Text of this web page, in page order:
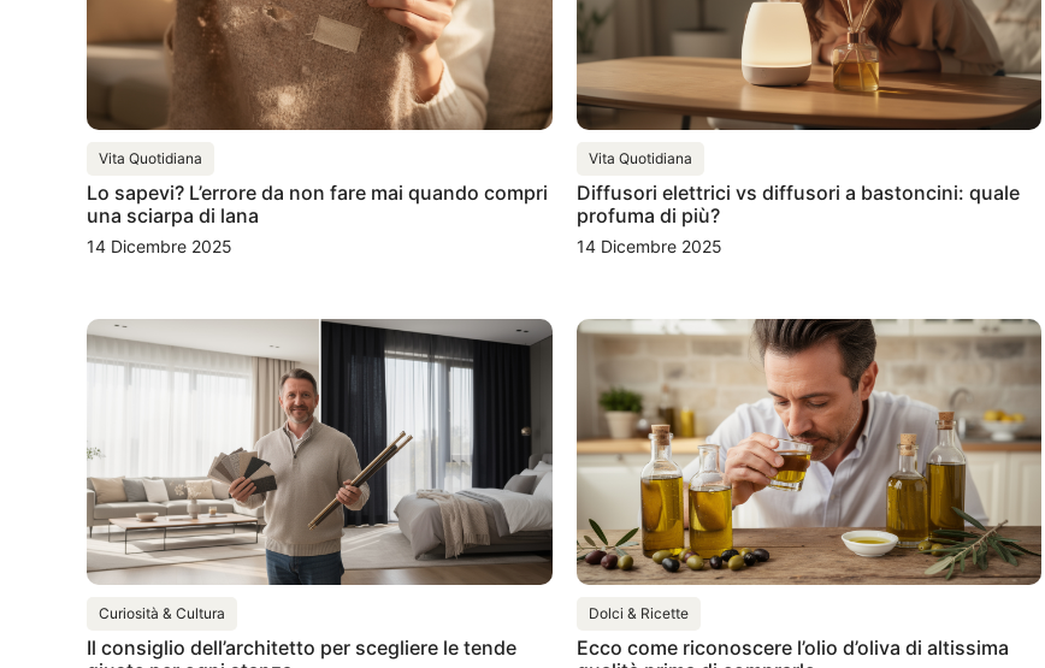
Vita Quotidiana
Lo sapevi? L’errore da non fare mai quando compri
una sciarpa di lana
14 Dicembre 2025
Vita Quotidiana
Diffusori elettrici vs diffusori a bastoncini: quale
profuma di più?
14 Dicembre 2025
Curiosità & Cultura
Il consiglio dell’architetto per scegliere le tende
Dolci & Ricette
Ecco come riconoscere l’olio d’oliva di altissima